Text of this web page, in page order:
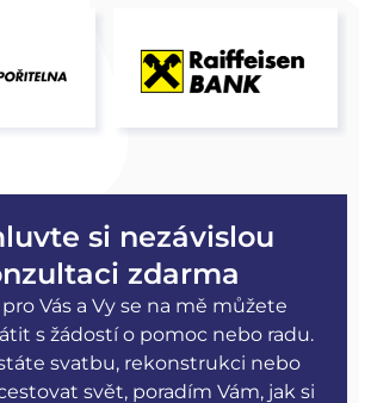
si nezávislou
zdarma
Vás a Vy se na mě můžete
s žádostí o pomoc nebo radu.
svatbu, rekonstrukci nebo
svět, poradím Vám, jak si